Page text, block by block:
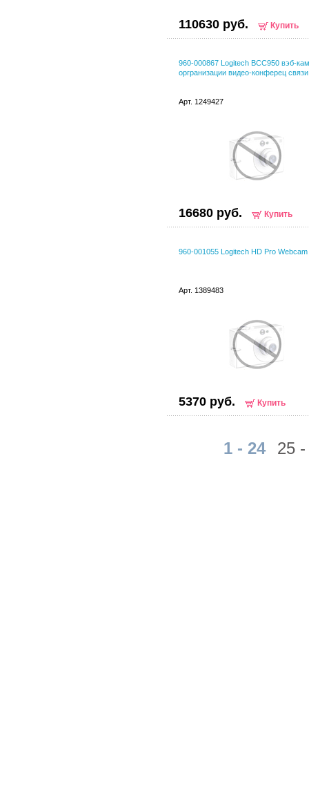
110630 руб. Купить
960-000867 Logitech BCC950 вэб-
оргранизации видео-конферец связи
Арт. 1249427
16680 руб. Купить
960-001055 Logitech HD Pro
Арт. 1389483
5370 руб. Купить
1 - 24 25